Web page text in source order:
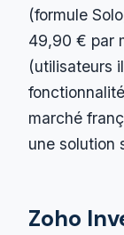
(formule
49,90 € par
(utilisateurs
marché
une solution
Zoho